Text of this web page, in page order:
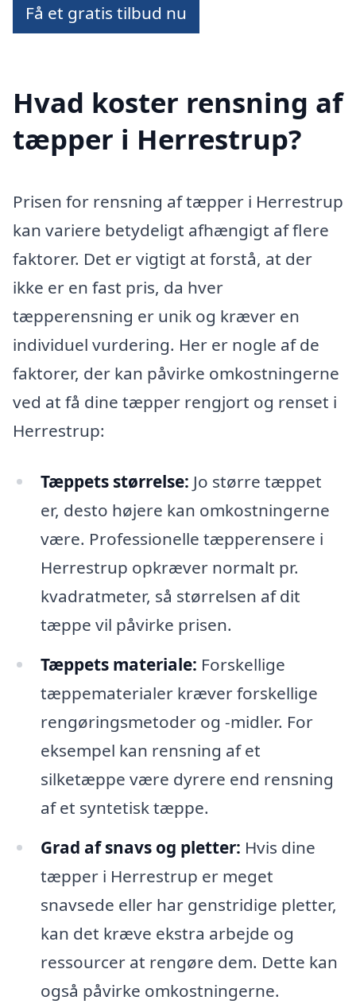
Få et gratis tilbud nu
Hvad koster rensning af
tæpper i Herrestrup?
Prisen for rensning af tæpper i Herrestrup
kan variere betydeligt afhængigt af flere
faktorer. Det er vigtigt at forstå, at der
ikke er en fast pris, da hver
tæpperensning er unik og kræver en
individuel vurdering. Her er nogle af de
faktorer, der kan påvirke omkostningerne
ved at få dine tæpper rengjort og renset i
Herrestrup:
Tæppets størrelse: Jo større tæppet
er, desto højere kan omkostningerne
være. Professionelle tæpperensere i
Herrestrup opkræver normalt pr.
kvadratmeter, så størrelsen af dit
tæppe vil påvirke prisen.
Tæppets materiale: Forskellige
tæppematerialer kræver forskellige
rengøringsmetoder og -midler. For
eksempel kan rensning af et
silketæppe være dyrere end rensning
af et syntetisk tæppe.
Grad af snavs og pletter: Hvis dine
tæpper i Herrestrup er meget
snavsede eller har genstridige pletter,
kan det kræve ekstra arbejde og
ressourcer at rengøre dem. Dette kan
også påvirke omkostningerne.